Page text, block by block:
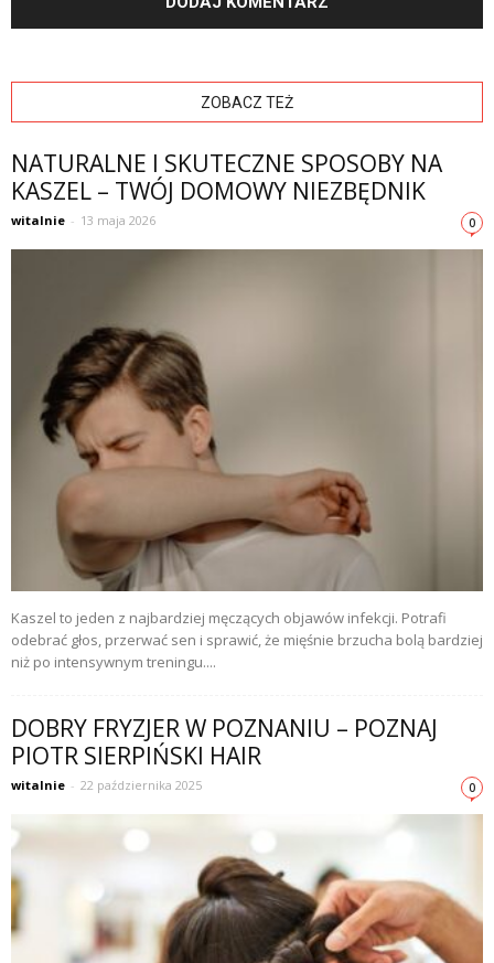
ZOBACZ TEŻ
NATURALNE I SKUTECZNE SPOSOBY NA
KASZEL – TWÓJ DOMOWY NIEZBĘDNIK
witalnie - 13 maja 2026 0
Kaszel to jeden z najbardziej męczących objawów infekcji. Potrafi
odebrać głos, przerwać sen i sprawić, że mięśnie brzucha bolą bardziej
niż po intensywnym treningu....
DOBRY FRYZJER W POZNANIU – POZNAJ
PIOTR SIERPIŃSKI HAIR
witalnie - 22 października 2025 0